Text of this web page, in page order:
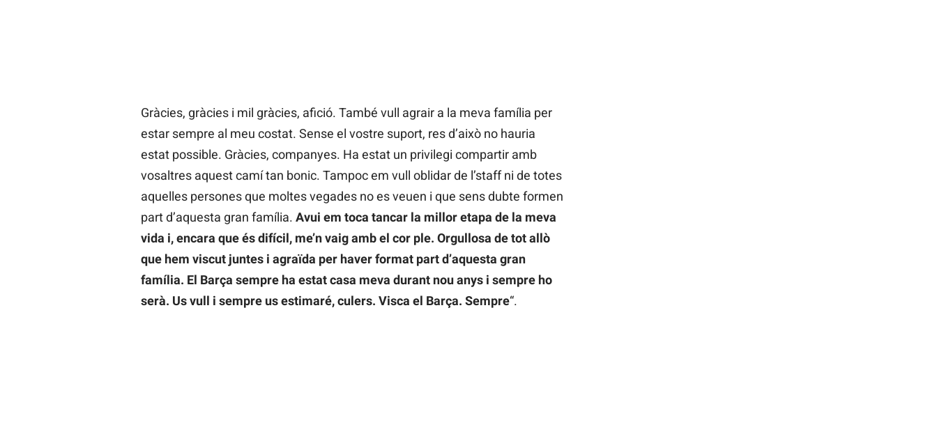
Gràcies, gràcies i mil gràcies, afició. També vull agrair a la meva família per
estar sempre al meu costat. Sense el vostre suport, res d’això no hauria
estat possible. Gràcies, companyes. Ha estat un privilegi compartir amb
vosaltres aquest camí tan bonic. Tampoc em vull oblidar de l’staff ni de totes
aquelles persones que moltes vegades no es veuen i que sens dubte formen
part d’aquesta gran família. Avui em toca tancar la millor etapa de la meva
vida i, encara que és difícil, me’n vaig amb el cor ple. Orgullosa de tot allò
que hem viscut juntes i agraïda per haver format part d’aquesta gran
família. El Barça sempre ha estat casa meva durant nou anys i sempre ho
serà. Us vull i sempre us estimaré, culers. Visca el Barça. Sempre“.